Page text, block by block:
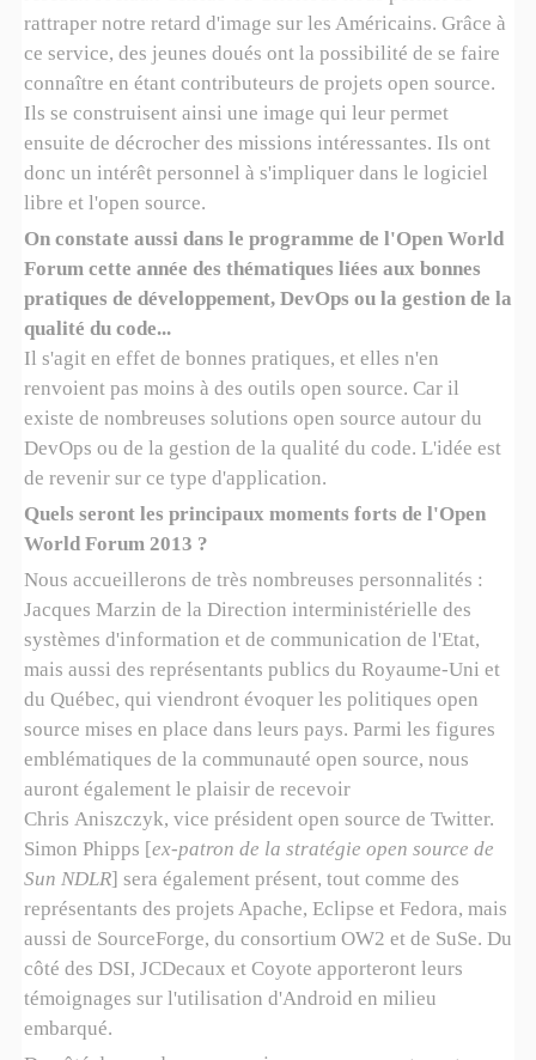
rattraper notre retard d'image sur les Américains. Grâce à
ce service, des jeunes doués ont la possibilité de se faire
connaître en étant contributeurs de projets open source.
Ils se construisent ainsi une image qui leur permet
ensuite de décrocher des missions intéressantes. Ils ont
donc un intérêt personnel à s'impliquer dans le logiciel
libre et l'open source.
On constate aussi dans le programme de l'Open World
Forum cette année des thématiques liées aux bonnes
pratiques de développement, DevOps ou la gestion de la
qualité du code...
Il s'agit en effet de bonnes pratiques, et elles n'en
renvoient pas moins à des outils open source. Car il
existe de nombreuses solutions open source autour du
DevOps ou de la gestion de la qualité du code. L'idée est
de revenir sur ce type d'application.
Quels seront les principaux moments forts de l'Open
World Forum 2013 ?
Nous accueillerons de très nombreuses personnalités :
Jacques Marzin de la Direction interministérielle des
systèmes d'information et de communication de l'Etat,
mais aussi des représentants publics du Royaume-Uni et
du Québec, qui viendront évoquer les politiques open
source mises en place dans leurs pays. Parmi les figures
emblématiques de la communauté open source, nous
auront également le plaisir de recevoir
Chris Aniszczyk, vice président open source de Twitter.
Simon Phipps [ex-patron de la stratégie open source de
Sun NDLR] sera également présent, tout comme des
représentants des projets Apache, Eclipse et Fedora, mais
aussi de SourceForge, du consortium OW2 et de SuSe. Du
côté des DSI, JCDecaux et Coyote apporteront leurs
témoignages sur l'utilisation d'Android en milieu
embarqué.